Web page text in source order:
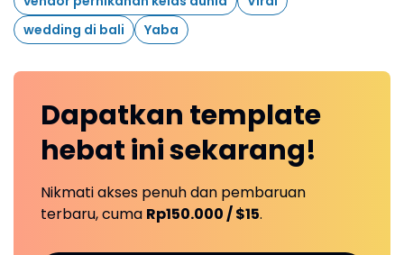
wedding di bali
Yaba
Dapatkan template
hebat inisekarang!
Nikmati akses penuh dan pembaruan
terbaru, cuma Rp150.000 / $15.